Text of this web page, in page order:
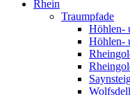
Rhein
Traumpfade
Höhlen-
Höhlen-